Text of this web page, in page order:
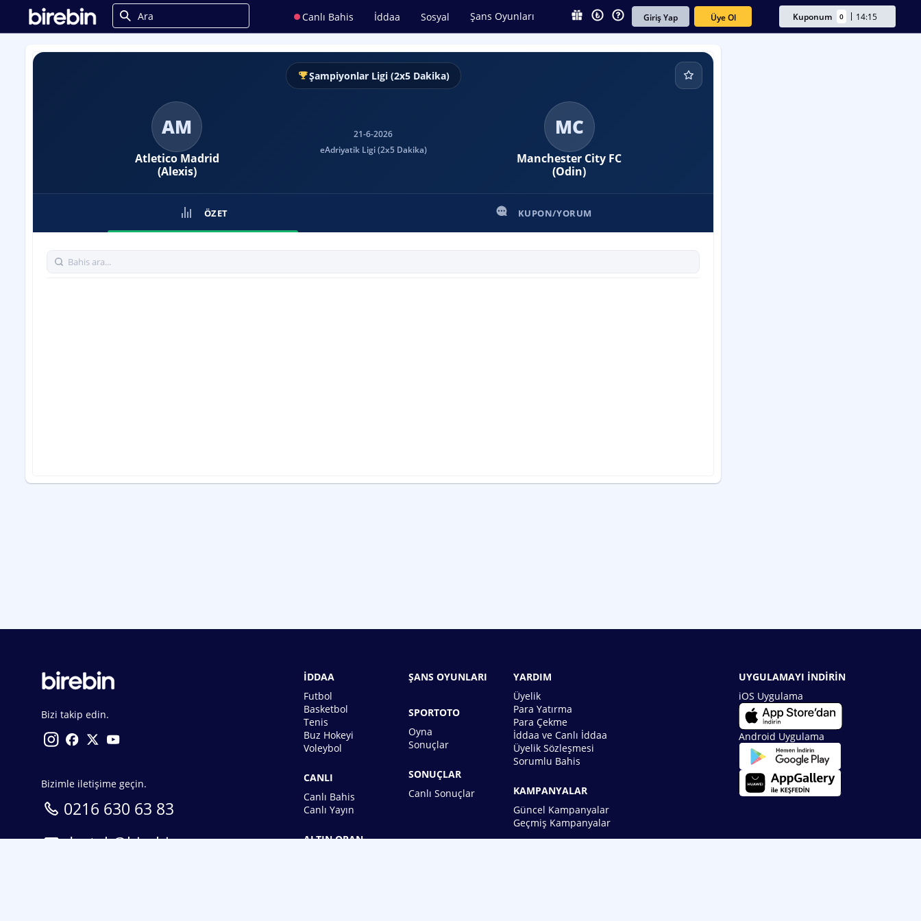
Canlı Bahis İddaa Sosyal Şans Oyunları Giriş Yap Üye Ol Kuponum 0 14:15
Şampiyonlar Ligi (2x5 Dakika)
AM
Atletico Madrid
(Alexis)
21-6-2026
eAdriyatik Ligi (2x5 Dakika)
MC
Manchester City FC
(Odin)
ÖZET KUPON/YORUM
Bizi takip edin.
Bizimle iletişime geçin.
0216 630 63 83
destek@birebin.com
İDDAA
Futbol
Basketbol
Tenis
Buz Hokeyi
Voleybol
CANLI
Canlı Bahis
Canlı Yayın
ALTIN ORAN
ŞANS OYUNLARI
SPORTOTO
Oyna
Sonuçlar
SONUÇLAR
Canlı Sonuçlar
YARDIM
Üyelik
Para Yatırma
Para Çekme
İddaa ve Canlı İddaa
Üyelik Sözleşmesi
Sorumlu Bahis
KAMPANYALAR
Güncel Kampanyalar
Geçmiş Kampanyalar
UYGULAMAYI İNDİRİN
iOS Uygulama
Android Uygulama